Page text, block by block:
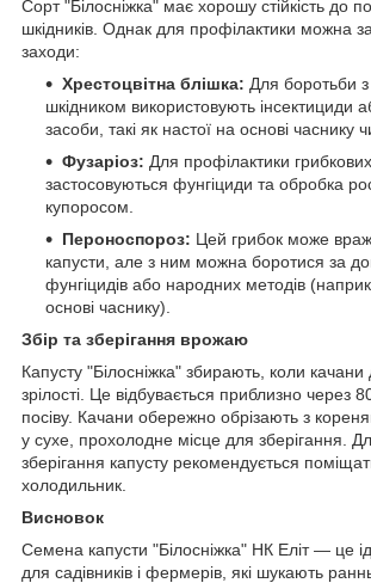
Сорт "Білосніжка" має хорошу стійкість до
шкідників. Однак для профілактики можна
заходи:
Хрестоцвітна блішка: Для боротьби
шкідником використовують інсектициди
засоби, такі як настої на основі часнику
Фузаріоз: Для профілактики
застосовуються фунгіциди та обробка
купоросом.
Пероноспороз: Цей грибок може
капусти, але з ним можна боротися за
фунгіцидів або народних методів
основі часнику).
Збір та зберігання врожаю
Капусту "Білосніжка" збирають, коли качани
зрілості. Це відбувається приблизно через
посіву. Качани обережно обрізають з
у сухе, прохолодне місце для зберігання.
зберігання капусту рекомендується
холодильник.
Висновок
Семена капусти "Білосніжка" НК Еліт — це
для садівників і фермерів, які шукають